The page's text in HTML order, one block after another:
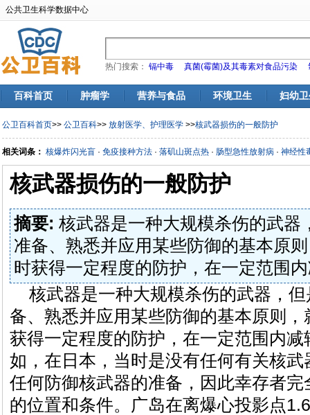
公共卫生科学数据中心
热门搜索： 镉中毒 真菌(霉菌)及其毒素对食品污染
百科首页 肿瘤学 营养与食品 环境卫生 妇幼
公卫百科首页>> 公卫百科>> 放射医学、护理医学 >>核武器损伤的一般防护
相关词条： 核爆炸闪光盲 · 免疫接种方法 · 落矶山斑点热 · 肠型急性放射病 · 神经性
核武器损伤的一般防护
摘要: 核武器是一种大规模杀伤的武器
准备、熟悉并应用某些防御的基本原
时获得一定程度的防护，在一定范围
核武器是一种大规模杀伤的武器，
备、熟悉并应用某些防御的基本原则
获得一定程度的防护，在一定范围内
如，在日本，当时是没有任何有关核
任何防御核武器的准备，因此幸存者
的位置和条件。广岛在离爆心投影点